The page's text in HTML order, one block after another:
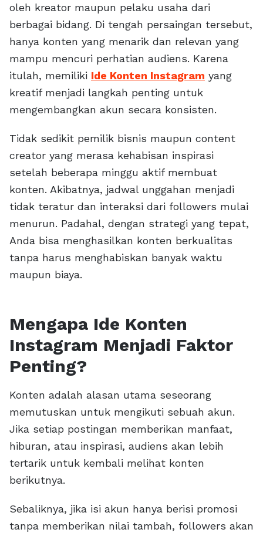
oleh kreator maupun pelaku usaha dari
berbagai bidang. Di tengah persaingan tersebut,
hanya konten yang menarik dan relevan yang
mampu mencuri perhatian audiens. Karena
itulah, memiliki Ide Konten Instagram yang
kreatif menjadi langkah penting untuk
mengembangkan akun secara konsisten.
Tidak sedikit pemilik bisnis maupun content
creator yang merasa kehabisan inspirasi
setelah beberapa minggu aktif membuat
konten. Akibatnya, jadwal unggahan menjadi
tidak teratur dan interaksi dari followers mulai
menurun. Padahal, dengan strategi yang tepat,
Anda bisa menghasilkan konten berkualitas
tanpa harus menghabiskan banyak waktu
maupun biaya.
Mengapa Ide Konten
Instagram Menjadi Faktor
Penting?
Konten adalah alasan utama seseorang
memutuskan untuk mengikuti sebuah akun.
Jika setiap postingan memberikan manfaat,
hiburan, atau inspirasi, audiens akan lebih
tertarik untuk kembali melihat konten
berikutnya.
Sebaliknya, jika isi akun hanya berisi promosi
tanpa memberikan nilai tambah, followers akan